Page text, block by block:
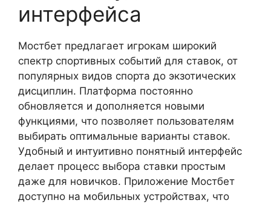
интерфейса
Мостбет предлагает игрокам широкий
спектр спортивных событий для ставок, от
популярных видов спорта до экзотических
дисциплин. Платформа постоянно
обновляется и дополняется новыми
функциями, что позволяет пользователям
выбирать оптимальные варианты ставок.
Удобный и интуитивно понятный интерфейс
делает процесс выбора ставки простым
даже для новичков. Приложение Мостбет
доступно на мобильных устройствах, что